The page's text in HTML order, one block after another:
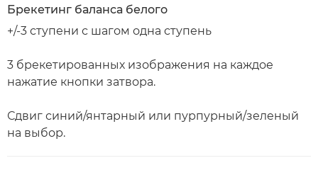
Брекетинг баланса белого
+/-3 ступени с шагом одна ступень
3 брекетированных изображения на каждое
нажатие кнопки затвора.
Сдвиг синий/янтарный или пурпурный/зеленый
на выбор.